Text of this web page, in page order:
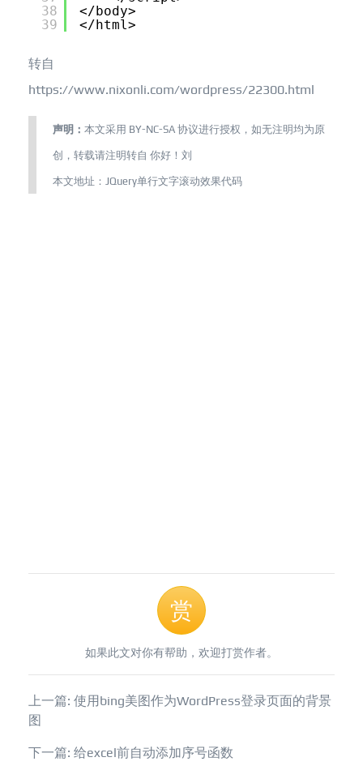
38
39
</body>
</html>
转自
https://www.nixonli.com/wordpress/22300.html
声明： 本文采用 BY-NC-SA 协议进行授权，如无注明均为原
创，转载请注明转自 你好！刘
本文地址： JQuery单行文字滚动效果代码
赏
如果此文对你有帮助，欢迎打赏作者。
上一篇: 使用bing美图作为WordPress登录页面的背景
图
下一篇: 给excel前自动添加序号函数